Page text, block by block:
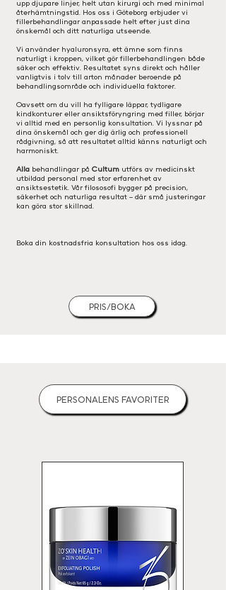
upp djupare linjer, helt utan kirurgi och med minimal
återhämtningstid. Hos oss i Göteborg erbjuder vi
fillerbehandlingar anpassade helt efter just dina
önskemål och ditt naturliga utseende.
Vi använder hyaluronsyra, ett ämne som finns
naturligt i kroppen, vilket gör fillerbehandlingen både
säker och effektiv. Resultatet syns direkt och håller
vanligtvis i tolv till arton månader beroende på
behandlingsområde och individuella faktorer.
Oavsett om du vill ha fylligare läppar, tydligare
kindkonturer eller ansiktsföryngring med filler, börjar
vi alltid med en personlig konsultation. Vi lyssnar på
dina önskemål och ger dig ärlig och professionell
rådgivning, så att resultatet alltid känns naturligt och
harmoniskt.
Alla behandlingar på Cultum utförs av medicinskt
utbildad personal med stor erfarenhet av
ansiktsestetik. Vår filososofi bygger på precision,
säkerhet och naturliga resultat – där små justeringar
kan göra stor skillnad.
Boka din kostnadsfria konsultation hos oss idag.
PRIS/BOKA
PERSONALENS FAVORITER